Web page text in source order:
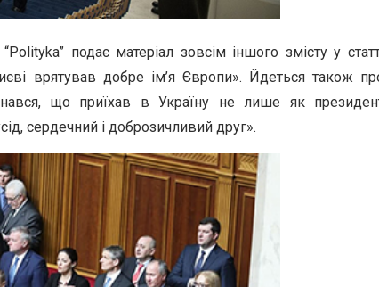
подає матеріал зовсім іншого змісту у
врятував добре ім’я Європи». Йдеться також
що приїхав в Україну не лише як
сердечний і доброзичливий друг».